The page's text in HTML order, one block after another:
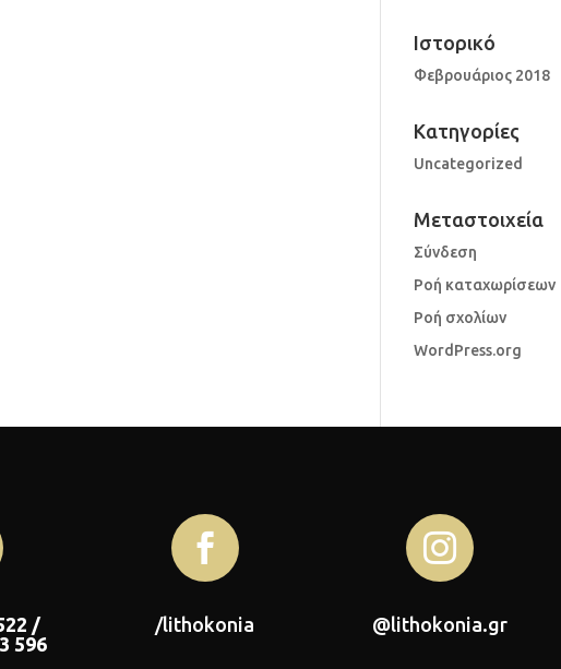
Ιστορικό
Φεβρουάριος 2018
Kατηγορίες
Uncategorized
Μεταστοιχεία
Σύνδεση
Ροή καταχωρίσεων
Ροή σχολίων
WordPress.org
/
596

/lithokonia

@lithokonia.gr